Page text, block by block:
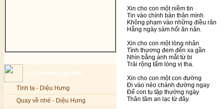
Ca khúc mới cập nhật
Tình ta - Diệu Hưng
Quay về nhé - Diệu Hưng
Xin cho con một niềm tin
Tin vào chính bản thân mình
Không phạm vào những điều răn
Hằng ngày sám hối ăn năn.
Xin cho con một lòng nhân
Tình thương đem đến xa gần
Nhìn bằng ánh mắt từ bi
Trải rộng tấm lòng vị tha.
Xin cho con một con đường
Đi vào nẻo chánh đường ngay
Để con tu tập thường ngày
Thân tâm an lạc từ đây.